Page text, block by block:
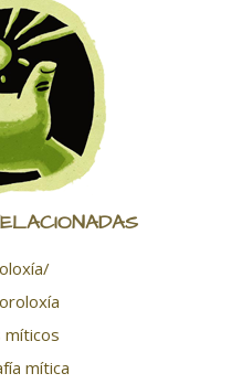
míticos
mítica